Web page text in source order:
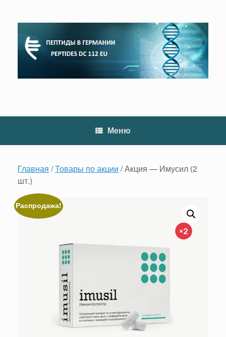
содержанию
Меню
Главная /Товары по акции / Акция — Имусил (2
шт.)
Распродажа!